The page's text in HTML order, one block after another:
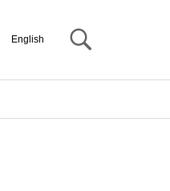
English